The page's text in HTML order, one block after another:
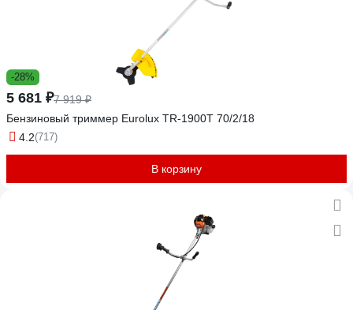
-28%
5 681 ₽7 919 ₽
Бензиновый триммер Eurolux TR-1900T 70/2/18
4.2(717)
В корзину